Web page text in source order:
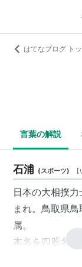
はてなブログ ト
言葉の解説
石浦 (スポーツ) 【
日本の大相撲
まれ。鳥取県
属。
本名を四股名